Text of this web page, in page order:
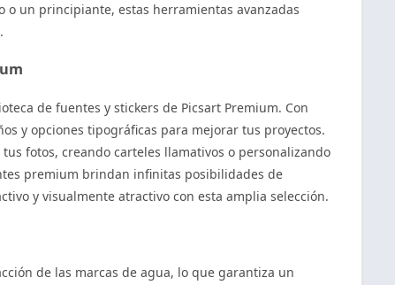
o un principiante, estas herramientas avanzadas
de fuentes y stickers de Picsart Premium. Con
y opciones tipográficas para mejorar tus proyectos.
fotos, creando carteles llamativos o personalizando
premium brindan infinitas posibilidades de
y visualmente atractivo con esta amplia selección.
de las marcas de agua, lo que garantiza un